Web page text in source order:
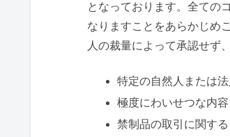
となっております。全ての
なりますことをあらかじめ
人の裁量によって承認せず
特定の自然人または
極度にわいせつな内容
禁制品の取引に関す